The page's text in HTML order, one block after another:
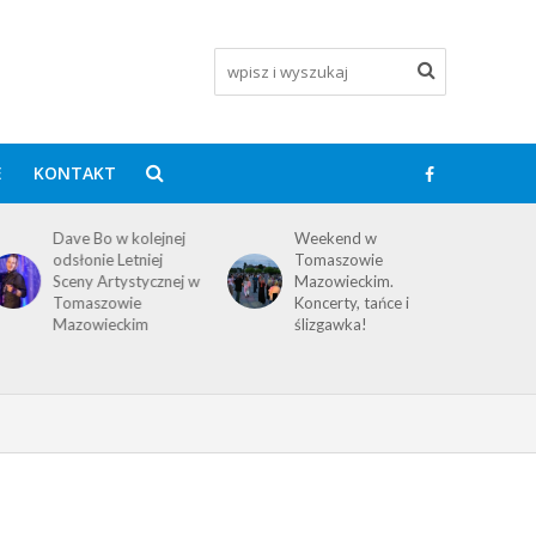
KONTAKT
Dave Bo w kolejnej
odsłonie Letniej
Sceny Artystycznej w
Tomaszowie
Mazowieckim
Weekend w
Tomaszowie
Mazowieckim.
Koncerty, tańce i
ślizgawka!